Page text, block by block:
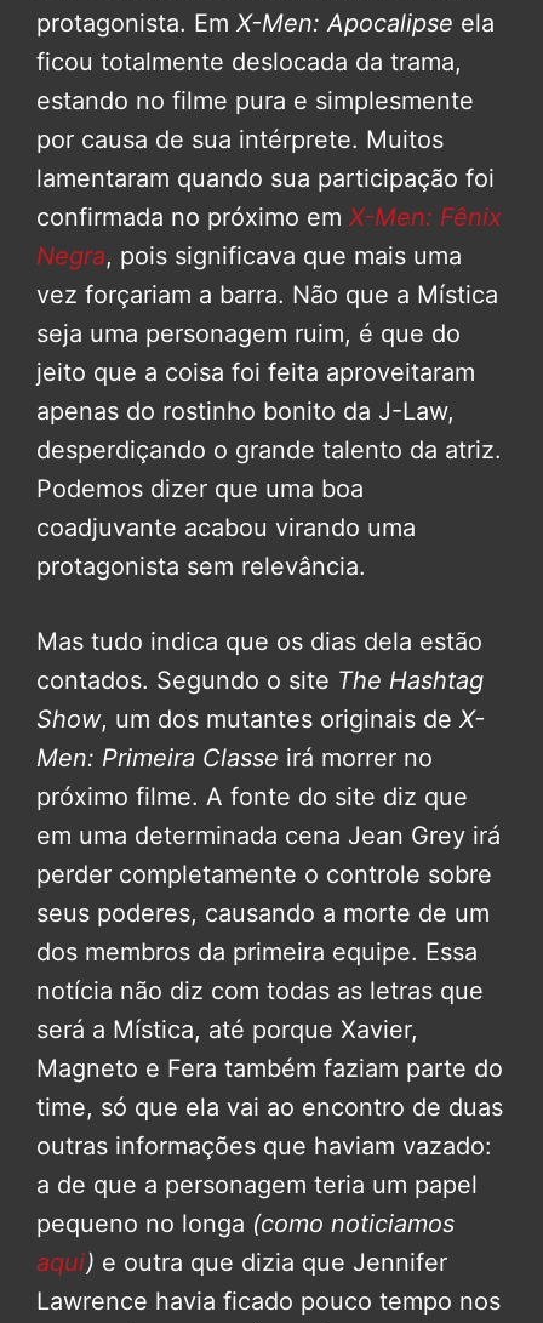
protagonista. Em X-Men: Apocalipse ela
ficou totalmente deslocada da trama,
estando no filme pura e simplesmente
por causa de sua intérprete. Muitos
lamentaram quando sua participação foi
confirmada no próximo em X-Men: Fênix
Negra, pois significava que mais uma
vez forçariam a barra. Não que a Mística
seja uma personagem ruim, é que do
jeito que a coisa foi feita aproveitaram
apenas do rostinho bonito da J-Law,
desperdiçando o grande talento da atriz.
Podemos dizer que uma boa
coadjuvante acabou virando uma
protagonista sem relevância.
Mas tudo indica que os dias dela estão
contados. Segundo o site The Hashtag
Show, um dos mutantes originais de X-
Men: Primeira Classe irá morrer no
próximo filme. A fonte do site diz que
em uma determinada cena Jean Grey irá
perder completamente o controle sobre
seus poderes, causando a morte de um
dos membros da primeira equipe. Essa
notícia não diz com todas as letras que
será a Mística, até porque Xavier,
Magneto e Fera também faziam parte do
time, só que ela vai ao encontro de duas
outras informações que haviam vazado:
a de que a personagem teria um papel
pequeno no longa (como noticiamos
aqui) e outra que dizia que Jennifer
Lawrence havia ficado pouco tempo nos